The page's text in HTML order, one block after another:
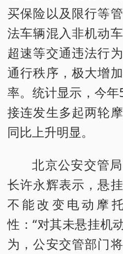
买保险以及限行等
法车辆混入非机动
超速等交通违法行
通行秩序，极大增
率。统计显示，今
接连发生多起两轮
同比上升明显。
北京公安交管
长许永辉表示，悬
不能改变电动摩
性：“对其未悬挂机
为，公安交管部门